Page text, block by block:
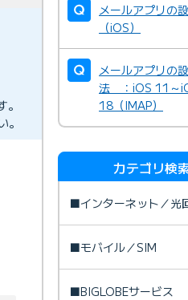
メールアプリの
（iOS）
メールアプリの
法 ：iOS 11～
18（IMAP）
カテゴリ検
■インターネット／光
■モバイル／SIM
■BIGLOBEサービス